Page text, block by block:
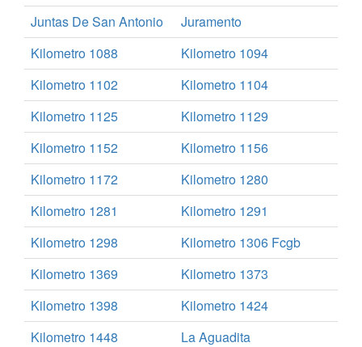
Juntas De San Antonio
Juramento
Kilometro 1088
Kilometro 1094
Kilometro 1102
Kilometro 1104
Kilometro 1125
Kilometro 1129
Kilometro 1152
Kilometro 1156
Kilometro 1172
Kilometro 1280
Kilometro 1281
Kilometro 1291
Kilometro 1298
Kilometro 1306 Fcgb
Kilometro 1369
Kilometro 1373
Kilometro 1398
Kilometro 1424
Kilometro 1448
La Aguadita